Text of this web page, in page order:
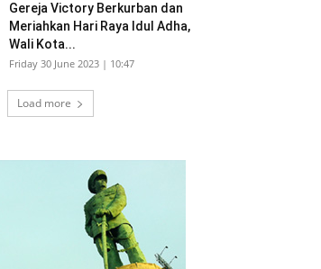
Gereja Victory Berkurban dan
Meriahkan Hari Raya Idul Adha,
Wali Kota...
Friday 30 June 2023 | 10:47
Load more